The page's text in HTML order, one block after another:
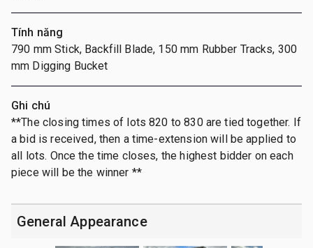
Tính năng
790 mm Stick, Backfill Blade, 150 mm Rubber Tracks, 300
mm Digging Bucket
Ghi chú
**The closing times of lots 820 to 830 are tied together. If
a bid is received, then a time-extension will be applied to
all lots. Once the time closes, the highest bidder on each
piece will be the winner **
General Appearance